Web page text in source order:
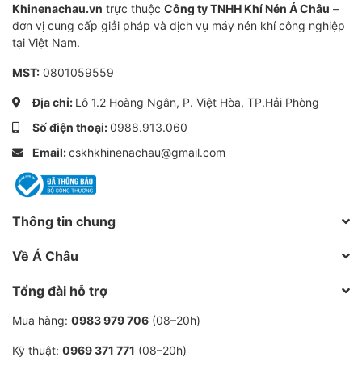
Đèn biểu thị trên bảng điều khiển hiển thị trạng
thái vận hành của máy.
Thông số kỹ thuật:
chủng loại máy nén khí nhãn hiệu SWAN đến nay đã
trên 60 năm, tích luỹ được những kinh nghiệm phong
linh kiện, tự nghiên cứu R&D thiết kế, tạo khuôn, đúc
v.v
Là một trong số ít hãng máy nén khí trên thị trường
Khinenachau.vn trực thuộc Công ty TNHH Khí Nén Á Châu –
đơn vị cung cấp giải pháp và dịch vụ máy nén khí công nghiệp
tại Việt Nam.
MST: 0801059559
Địa chỉ: Lô 1.2 Hoàng Ngân, P. Việt Hòa, TP.Hải Phòng
Số điện thoại:0988.913.060
Email:cskhkhinenachau@gmail.com
Thông tin chung
Về Á Châu
Tổng đài hỗ trợ
Mua hàng: 0983 979 706 (08–20h)
Kỹ thuật: 0969 371 771 (08–20h)